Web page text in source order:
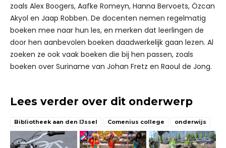
zoals Alex Boogers, Aafke Romeyn, Hanna Bervoets, Özcan
Akyol en Jaap Robben. De docenten nemen regelmatig
boeken mee naar hun les, en merken dat leerlingen de
door hen aanbevolen boeken daadwerkelijk gaan lezen. Al
zoeken ze ook vaak boeken die bij hen passen, zoals
boeken over Suriname van Johan Fretz en Raoul de Jong.
Lees verder over dit onderwerp
Bibliotheek aan den IJssel Comenius college onderwijs